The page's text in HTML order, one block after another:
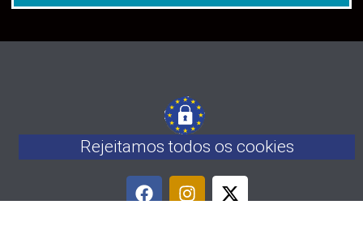
Rejeitamos todos os cookies